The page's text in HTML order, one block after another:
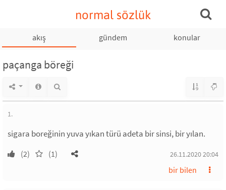
normal sözlük
akış gündem konular
paçanga böreği
1.
sigara boreğinin yuva yıkan türü adeta bir sinsi, bir yılan.
(2) (1) 26.11.2020 20:04
bir bilen